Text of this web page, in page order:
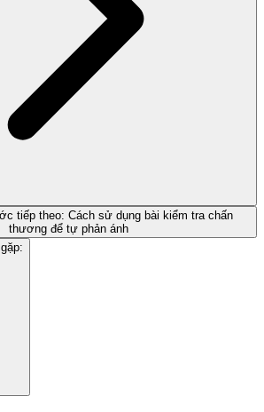
tiếp theo: Cách sử dụng bài kiểm tra chấn
thương để tự phản ánh